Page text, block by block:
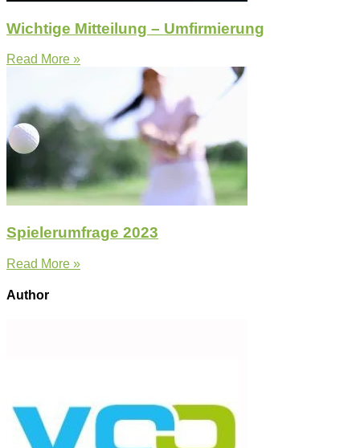
Wichtige Mitteilung – Umfirmierung
Read More »
Spielerumfrage 2023
Read More »
Author